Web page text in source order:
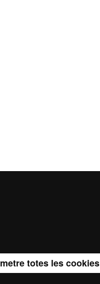
totes les cookies